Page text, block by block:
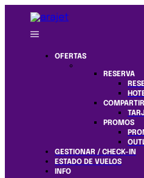
OFERTAS
RESERVA
COMPARTIR
PROMOS
GESTIONAR / CHECK-IN
ESTADO DE VUELOS
INFO